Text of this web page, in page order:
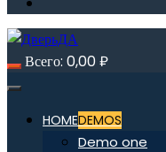
Всего: 0,00₽
HOMEDEMOS
Demo one